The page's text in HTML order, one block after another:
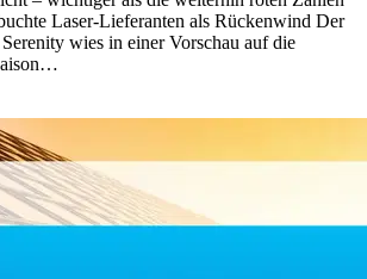
Laser-Lieferanten als Rückenwind Der
wies in einer Vorschau auf die